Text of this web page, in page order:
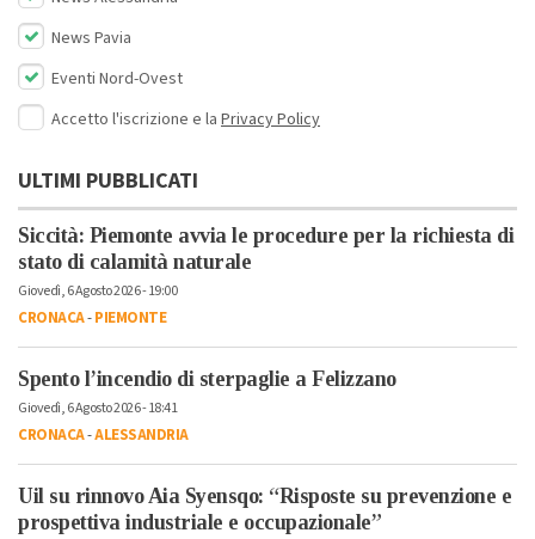
News Pavia
Eventi Nord-Ovest
Accetto l'iscrizione e la Privacy Policy
ULTIMI PUBBLICATI
Siccità: Piemonte avvia le procedure per la richiesta di
stato di calamità naturale
Giovedì, 6 Agosto 2026 - 19:00
CRONACA-PIEMONTE
Spento l’incendio di sterpaglie a Felizzano
Giovedì, 6 Agosto 2026 - 18:41
CRONACA-ALESSANDRIA
Uil su rinnovo Aia Syensqo: “Risposte su prevenzione e
prospettiva industriale e occupazionale”